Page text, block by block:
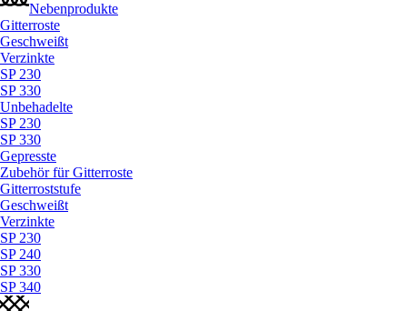
Nebenprodukte
Gitterroste
Geschweißt
Verzinkte
SP 230
SP 330
Unbehadelte
SP 230
SP 330
Gepresste
Zubehör für Gitterroste
Gitterroststufe
Geschweißt
Verzinkte
SP 230
SP 240
SP 330
SP 340